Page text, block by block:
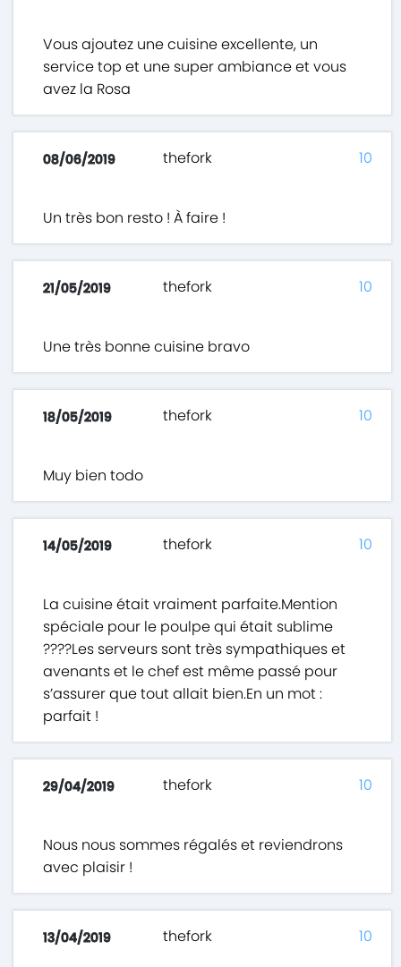
Vous ajoutez une cuisine excellente, un
service top et une super ambiance et vous
avez la Rosa
08/06/2019 thefork
Un très bon resto ! À faire !
10
21/05/2019 thefork
Une très bonne cuisine bravo
10
18/05/2019 thefork
Muy bien todo
10
14/05/2019 thefork
La cuisine était vraiment parfaite.Mention
spéciale pour le poulpe qui était sublime
????Les serveurs sont très sympathiques et
avenants et le chef est même passé pour
s’assurer que tout allait bien.En un mot :
parfait !
10
29/04/2019 thefork
Nous nous sommes régalés et reviendrons
avec plaisir !
10
13/04/2019 thefork 10